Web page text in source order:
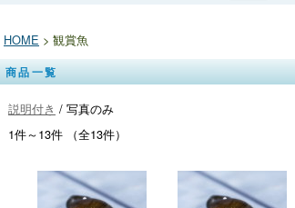
HOME > 観賞魚
商品一覧
説明付き / 写真のみ
1件～13件 （全13件）